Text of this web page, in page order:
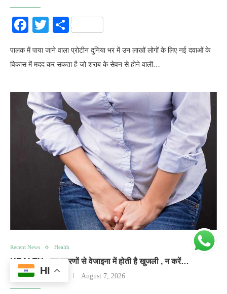
Facebook
Twitter
Share
पालक में पाया जाने वाला प्रोटीन दुनिया भर में उन लाखों लोगों के लिए नई दवाओं के
विकास में मदद कर सकता है जो शराब के सेवन से होने वाली…
Recent News Health
HEALTH : इन कारणों से वेजाइना में होती है खुजली , न करें…
byARTI PANDEY August 7, 2026
HI